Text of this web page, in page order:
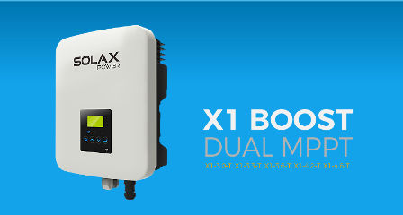
Solax FAQ
Lugar para intercambiar dudas sobre inversores solares Solax y temas relacionados.